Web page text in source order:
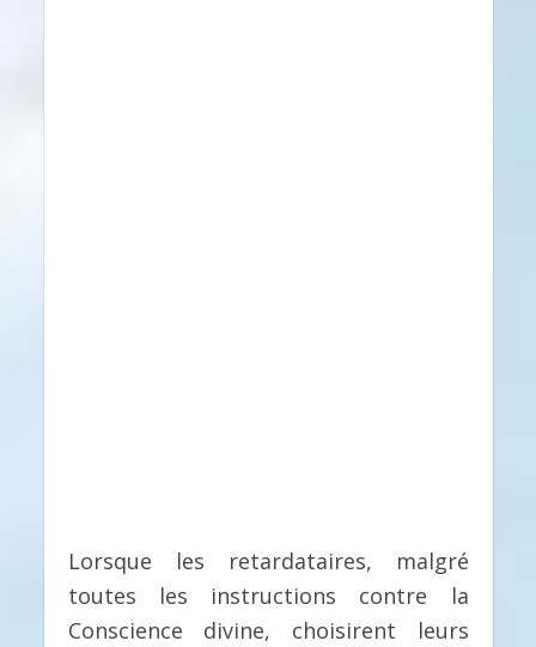
Lorsque les retardataires, malgré
toutes les instructions contre la
Conscience divine, choisirent leurs